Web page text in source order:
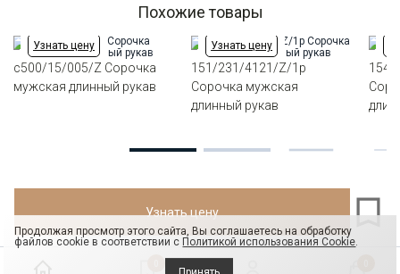
универсальный закругленный на пуговицах и
Карман
стандартный, слева, накладной
Силуэт
Прямой силуэт / Сlassic fit
Похожие товары
Узнать цену
c500/15/005/Z Сорочка
мужская длинный рукав
Узнать цену
151/231/4121/Z/1p
Сорочка мужская
длинный рукав
154/
Узнать цену
Продолжая просмотр этого сайта, Вы соглашаетесь на обработку
файлов cookie в соответствии с Политикой использования Cookie.